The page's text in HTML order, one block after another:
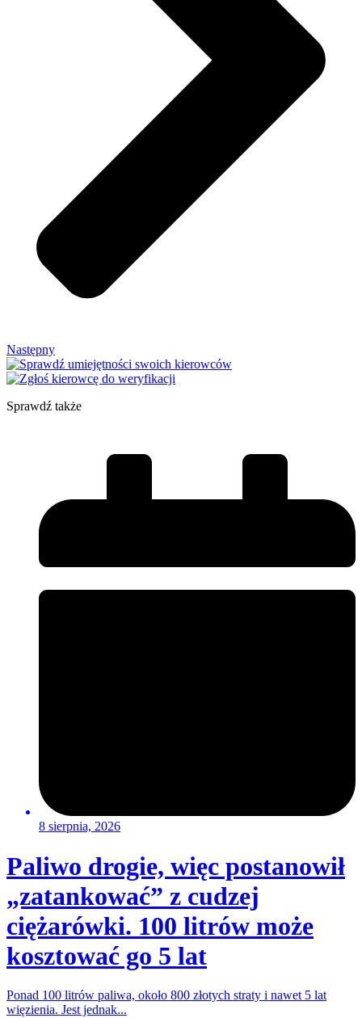
Następny
Sprawdź także
8 sierpnia, 2026
Paliwo drogie, więc postanowił
„zatankować” z cudzej
ciężarówki. 100 litrów może
kosztować go 5 lat
Ponad 100 litrów paliwa, około 800 złotych straty i nawet 5 lat
więzienia. Jest jednak...